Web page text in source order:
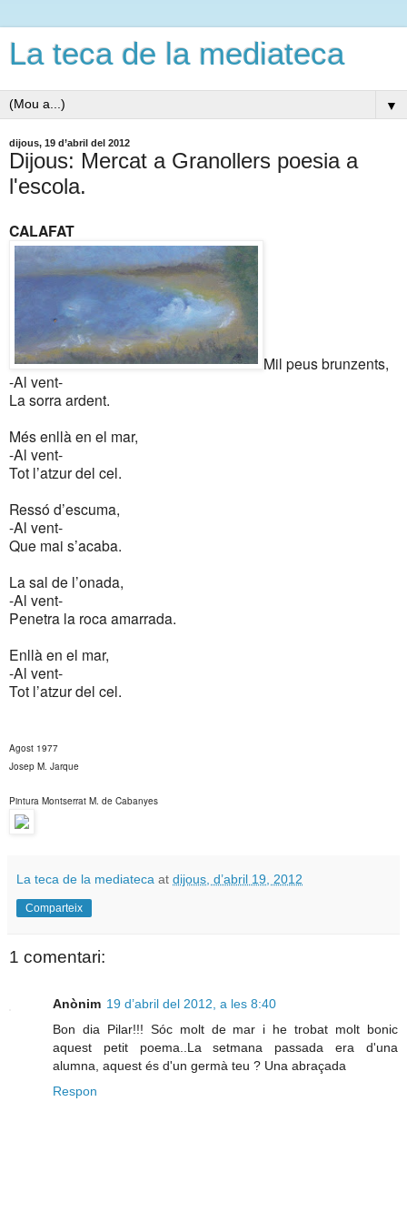
La teca de la mediateca
▼
dijous, 19 d’abril del 2012
Dijous: Mercat a Granollers poesia a
l'escola.
CALAFAT
Mil peus brunzents,
-Al vent-
La sorra ardent.
Més enllà en el mar,
-Al vent-
Tot l’atzur del cel.
Ressó d’escuma,
-Al vent-
Que mai s’acaba.
La sal de l’onada,
-Al vent-
Penetra la roca amarrada.
Enllà en el mar,
-Al vent-
Tot l’atzur del cel.
Agost 1977
Josep M. Jarque
Pintura Montserrat M. de Cabanyes
La teca de la mediateca at dijous, d’abril 19, 2012
Comparteix
1 comentari:
Anònim 19 d’abril del 2012, a les 8:40
Bon dia Pilar!!! Sóc molt de mar i he trobat molt bonic
aquest petit poema..La setmana passada era d'una
alumna, aquest és d'un germà teu ? Una abraçada
Respon